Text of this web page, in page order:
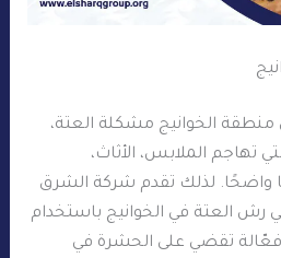
منطقة الخوانيج مشكلة العتة،
تهاجم الملابس، الأثاث،
واضحًا. لذلك تقدم شركة الشرق
العتة في الخوانيج باستخدام
تقضي على الحشرة في